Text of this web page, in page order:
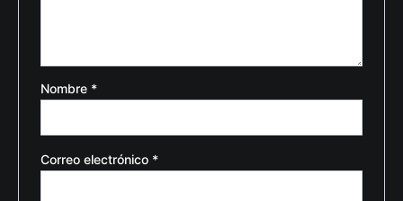
Nombre *
Correo electrónico *